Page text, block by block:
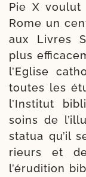
Pie X
Rome un
aux Livres
plus
l’Eglise
toutes les
l’Institut
soins de
sta­tua qu’il
rieurs et
l’érudition